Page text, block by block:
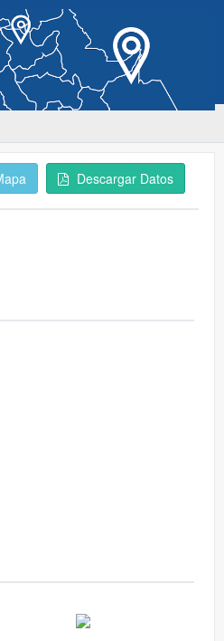
Descargar Datos